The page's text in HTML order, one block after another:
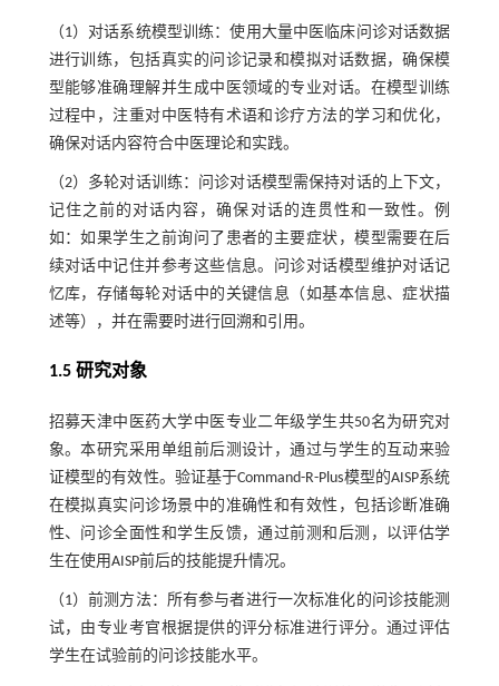
（1）对话系统模型训练：使用大量中医临床问诊对话数据
进行训练，包括真实的问诊记录和模拟对话数据，确保模
型能够准确理解并生成中医领域的专业对话。在模型训练
过程中，注重对中医特有术语和诊疗方法的学习和优化，
确保对话内容符合中医理论和实践。
（2）多轮对话训练：问诊对话模型需保持对话的上下文，
记住之前的对话内容，确保对话的连贯性和一致性。例
如：如果学生之前询问了患者的主要症状，模型需要在后
续对话中记住并参考这些信息。问诊对话模型维护对话记
忆库，存储每轮对话中的关键信息（如基本信息、症状描
述等），并在需要时进行回溯和引用。
1.5 研究对象
招募天津中医药大学中医专业二年级学生共50名为研究对
象。本研究采用单组前后测设计，通过与学生的互动来验
证模型的有效性。验证基于Command-R-Plus模型的AISP系统
在模拟真实问诊场景中的准确性和有效性，包括诊断准确
性、问诊全面性和学生反馈，通过前测和后测，以评估学
生在使用AISP前后的技能提升情况。
（1）前测方法：所有参与者进行一次标准化的问诊技能测
试，由专业考官根据提供的评分标准进行评分。通过评估
学生在试验前的问诊技能水平。